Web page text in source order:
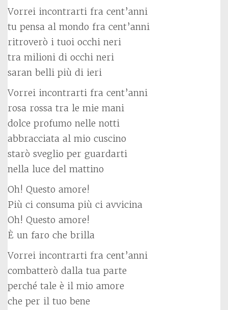
Vorrei incontrarti fra cent’anni
tu pensa al mondo fra cent’anni
ritroverò i tuoi occhi neri
tra milioni di occhi neri
saran belli più di ieri
Vorrei incontrarti fra cent’anni
rosa rossa tra le mie mani
dolce profumo nelle notti
abbracciata al mio cuscino
starò sveglio per guardarti
nella luce del mattino
Oh! Questo amore!
Più ci consuma più ci avvicina
Oh! Questo amore!
È un faro che brilla
Vorrei incontrarti fra cent’anni
combatterò dalla tua parte
perché tale è il mio amore
che per il tuo bene